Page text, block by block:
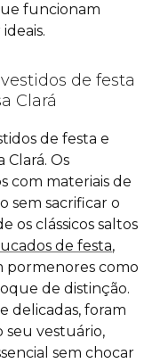
funcionam
de festa
Clará
de festa e
Clará. Os
com materiais de
sem sacrificar o
os clássicos saltos
de festa,
pormenores como
de distinção.
delicadas, foram
seu vestuário,
sem chocar